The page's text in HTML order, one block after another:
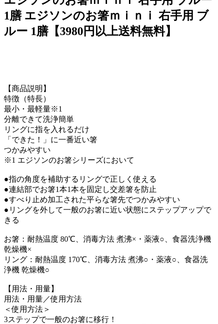
1膳 エジソンのお箸ｍｉｎｉ 右手用 ブ
ルー 1膳【3980円以上送料無料】
【商品説明】
特徴（特長）
最小・最軽量※1
分離できて洗浄簡単
リングに指を入れるだけ
「できた！」に一番近い箸
つかみやすい
※1 エジソンのお箸シリーズにおいて
●指の角度を補助するリングで正しく使える
●連結部でお箸1本1本を固定し交差箸を防止
●すべり止め加工された平らな箸先でつかみやすい
●リングを外して一般のお箸に近い状態にステップアップで
きる
お箸：耐熱温度 80℃、消毒方法 煮沸×・薬液○、食器洗浄機
乾燥機×
リング：耐熱温度 170℃、消毒方法 煮沸○・薬液○、食器洗
浄機 乾燥機○
【用法・用量】
用法・用量／使用方法
＜使用方法＞
3ステップで一般のお箸に移行！